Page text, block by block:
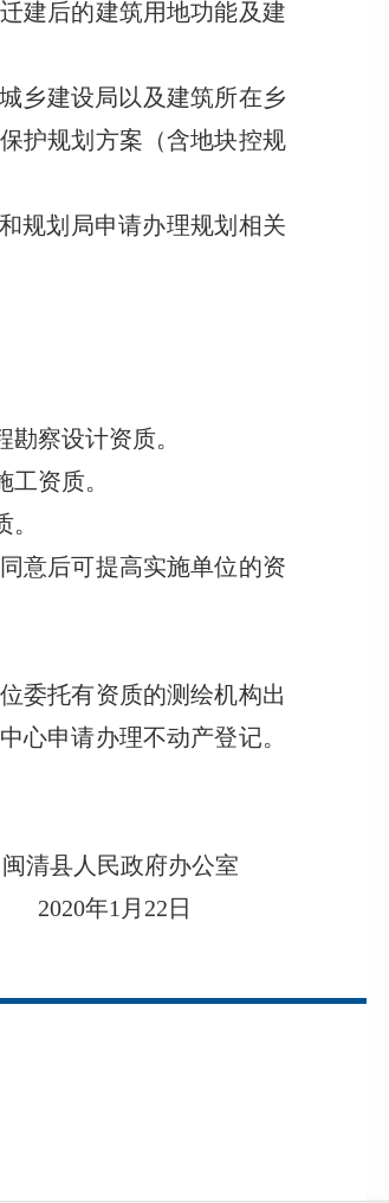
建后的建筑用地功能及建
乡建设局以及建筑所在乡
护规划方案（含地块控规
规划局申请办理规划相关
察设计资质。
资质。
意后可提高实施单位的资
委托有资质的测绘机构出
心申请办理不动产登记。
闽清县人民政府办公室
2020年1月22日